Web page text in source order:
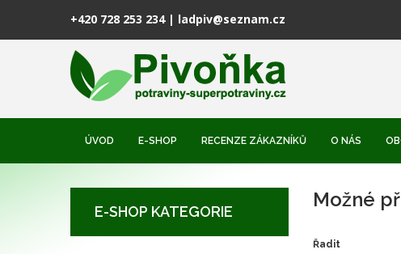
+420 728 253 234| ladpiv@seznam.cz
ÚVOD E-SHOP RECENZE ZÁKAZNÍKŮ O NÁS
E-SHOP KATEGORIE
Možné
Řadit